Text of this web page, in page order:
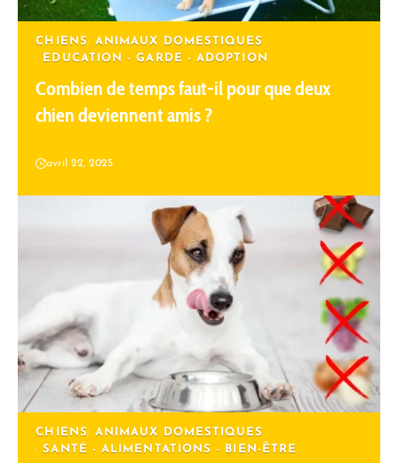
CHIENS
ANIMAUX DOMESTIQUES
EDUCATION - GARDE - ADOPTION
Combien de temps faut-il pour que deux
chien deviennent amis ?
avril 22, 2025
CHIENS
ANIMAUX DOMESTIQUES
SANTÉ - ALIMENTATIONS - BIEN-ÊTRE